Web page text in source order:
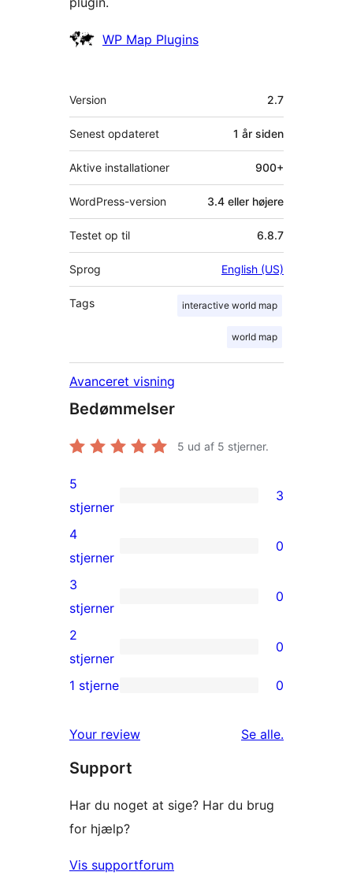
Bidragsydere
WP Map Plugins
Meta
Version 2.7
Senest opdateret 1 år siden
Aktive installationer 900+
WordPress-version 3.4 eller højere
Testet op til 6.8.7
Sprog English (US)
Tags interactive world map
world map
Avanceret visning
Bedømmelser
5 ud af 5 stjerner.
3
5-
stjernet
anmeldelser
5
stjerner
3
0
4-
stjernet
anmeldelser
4
stjerner
0
0
3-
stjernet
anmeldelser
3
stjerner
0
0
2-
anmeldelser
2
stjerner
0
stjernet
anmeldelser
1 stjerne 0
Your review Se alleanmeldelser
.
Support
Har du noget at sige? Har du brug
for hjælp?
Vis supportforum